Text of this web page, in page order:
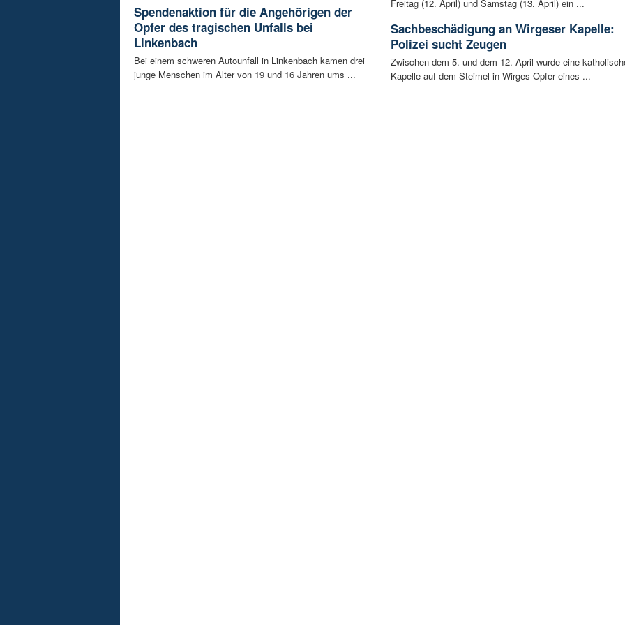
Spendenaktion für die Angehörigen der
Opfer des tragischen Unfalls bei
Linkenbach
Bei einem schweren Autounfall in Linkenbach kamen drei
junge Menschen im Alter von 19 und 16 Jahren ums ...
Freitag (12. April) und Samstag (13. April) ein ...
Sachbeschädigung an Wirgeser Kapelle:
Polizei sucht Zeugen
Zwischen dem 5. und dem 12. April wurde eine
Kapelle auf dem Steimel in Wirges Opfer eines ...